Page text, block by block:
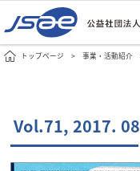
トップページ 事業・活動紹介
Vol.71, 2017. 08